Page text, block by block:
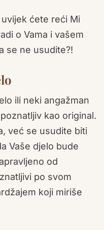
ćete reći Mi
o Vama i vašem
se ne usudite?!
ili neki angažman
kao original.
već se usudite biti
Vaše djelo bude
od
po svom
koji miriše